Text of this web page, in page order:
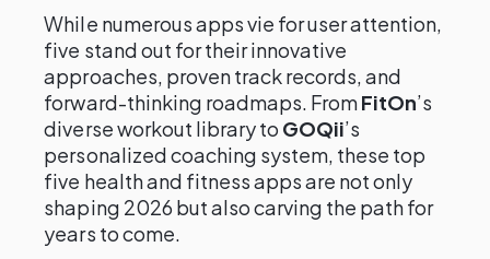
While numerous apps vie for user attention,
five stand out for their innovative
approaches, proven track records, and
forward-thinking roadmaps. FromFitOn’s
diverse workout library to GOQii’s
personalized coaching system, these top
five health and fitness apps are not only
shaping 2026 but also carving the path for
years to come.